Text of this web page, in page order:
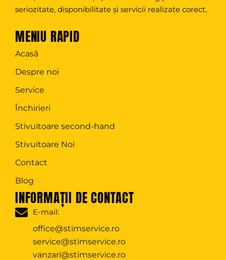
seriozitate, disponibilitate și servicii realizate corect.
MENIU RAPID
Acasă
Despre noi
Service
Închirieri
Stivuitoare second-hand
Stivuitoare Noi
Contact
Blog
INFORMAȚII DE CONTACT
E-mail:
office@stimservice.ro
service@stimservice.ro
vanzari@stimservice.ro